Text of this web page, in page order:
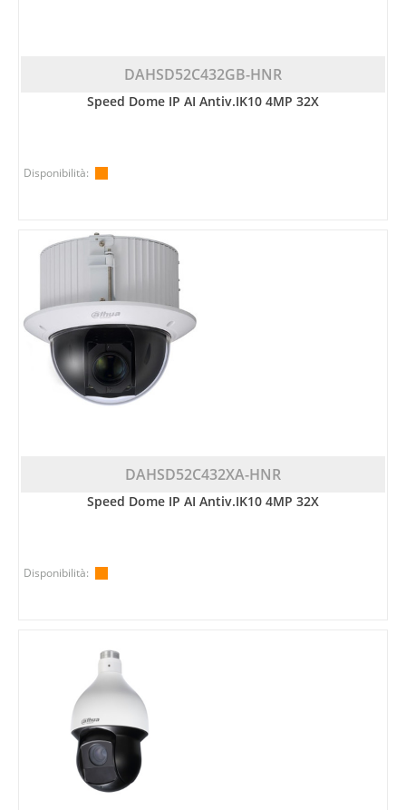
DAHSD52C432GB-HNR
Speed Dome IP AI Antiv.IK10 4MP 32X
Disponibilità:
DAHSD52C432XA-HNR
Speed Dome IP AI Antiv.IK10 4MP 32X
Disponibilità: